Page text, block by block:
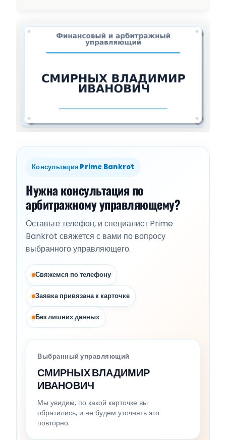
Консультация Prime Bankrot
Нужна консультация по
арбитражному управляющему?
Оставьте телефон, и специалист Prime
Bankrot свяжется с вами по вопросу
выбранного управляющего.
Свяжемся по телефону
Заявка привязана к карточке
Без лишних данных
Выбранный управляющий
СМИРНЫХ ВЛАДИМИР
ИВАНОВИЧ
Мы увидим, по какой карточке вы
обратились, и не будем уточнять это
повторно.